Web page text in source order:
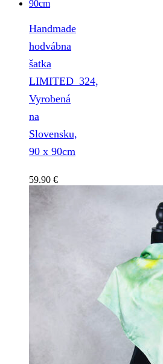
Handmade
hodvábna
šatka
LIMITED_324,
Vyrobená
na
Slovensku,
90 x 90cm
59.90 €